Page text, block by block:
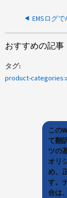
おすすめの記事
タグ
product-
この
て翻
ツの
オリ
め、
す。
合は